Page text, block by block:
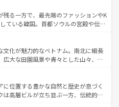
お、新着のハワイ情報
参照してほしい。
も充実しており、サーフィンやダイ
など、アウトドア好きにはたまらな
の多彩な魅力を存分に味わいつくそ
帯である台湾東部など、都市の喧騒
存しており、訪れる人に新しい発見と
れる。また、奥深い台湾の食文化も魅
イーツなど、バラエティ豊かな料理
る。 なお、新着の台湾情報は コンテンツ一覧を参
残る一方で、最先端のファッションやK
ている韓国。首都ソウルの宮殿や伝統
ば四季折々の自然美を楽しむことが
ムチや焼肉、絶品のストリートフード
国料理が待っている。夜には、韓国な
、韓国の多彩な魅力を心ゆくまで味
わってみてほしい。 なお、新着の韓国情報はコンテンツ一
。
文化が魅力的なベトナム。南北に細長
広大な田園風景や青々とした山々、世
が息づく。ハノイの古い町並みやホ
ス統治時代の建物も、独特の雰囲気を
た、バラエティの豊かさとおいしさで
に位置する豊かな自然と歴史が息づく
は高層ビルが立ち並ぶ一方、伝統的な